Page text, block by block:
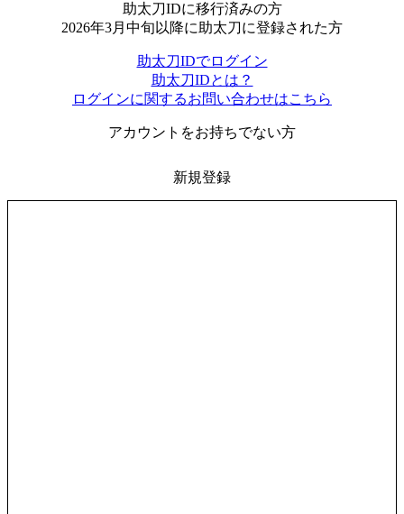
助太刀IDに移行済みの方
2026年3月中旬以降に助太刀に登録された方
助太刀IDでログイン
助太刀IDとは？
ログインに関するお問い合わせはこちら
アカウントをお持ちでない方
新規登録